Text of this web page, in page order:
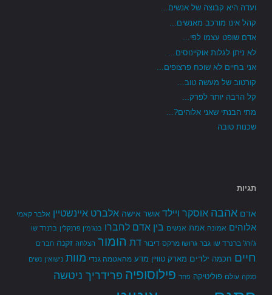
ועדה היא קבוצה של אנשים...
קהל אינו מורכב מאנשים...
אדם שופט עצמו לפי...
לא ניתן לגלות אוקיינוסים...
אני בחיים לא שוכח פרצופים...
קורטוב של מעשה טוב...
קל הרבה יותר לפרק...
מתי הבנתי שאני אלוהים?...
שכנות טובה
תגיות
אדם אהבה אוסקר ויילד אושר אישה אלברט איינשטיין אלבר קאמי
אלוהים אמונה אמת אנשים בין אדם לחברו בנג'מין פרנקלין ברנרד שו
ג'ורג' ברנרד שו גבר גרושו מרקס דיבור דת הומור הצלחה זקנה חברים
חיים חכמה ילדים מארק טוויין מדע מהאטמה גנדי מוות נישואין נשים
סנקה עולם פוליטיקה פחד פילוסופיה פרידריך ניטשה